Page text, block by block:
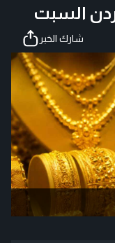
السبت
شارك الخبر